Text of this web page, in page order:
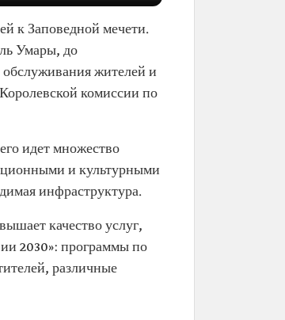
к Заповедной мечети.
Умары, до
обслуживания жителей и
комиссии по
идет множество
и культурными
инфраструктура.
качество услуг,
2030»: программы по
различные